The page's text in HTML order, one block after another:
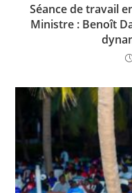
Séance de travail
Ministre : Benoît